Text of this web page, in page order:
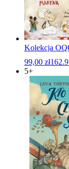
Kolekcja
99,00 zł162.9
5+